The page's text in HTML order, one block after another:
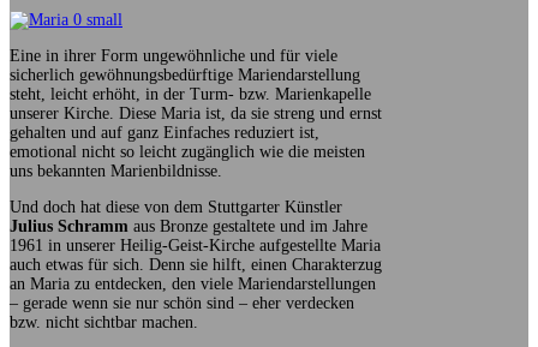
Eine in ihrer Form ungewöhnliche und für viele
sicherlich gewöhnungsbedürftige Mariendarstellung
steht, leicht erhöht, in der Turm- bzw. Marienkapelle
unserer Kirche. Diese Maria ist, da sie streng und ernst
gehalten und auf ganz Einfaches reduziert ist,
emotional nicht so leicht zugänglich wie die meisten
uns bekannten Marienbildnisse.
Und doch hat diese von dem Stuttgarter Künstler
Julius Schramm aus Bronze gestaltete und im Jahre
1961 in unserer Heilig-Geist-Kirche aufgestellte Maria
auch etwas für sich. Denn sie hilft, einen Charakterzug
an Maria zu entdecken, den viele Mariendarstellungen
– gerade wenn sie nur schön sind – eher verdecken
bzw. nicht sichtbar machen.